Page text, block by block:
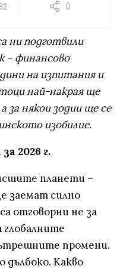
0
ни подготвили
– финансово
на изпитания и
най-накрая ще
за някои зодии ще се
изобилие.
2026 г.
планети –
заемат силно
отговорни не за
промени.
дълбоко. Какво